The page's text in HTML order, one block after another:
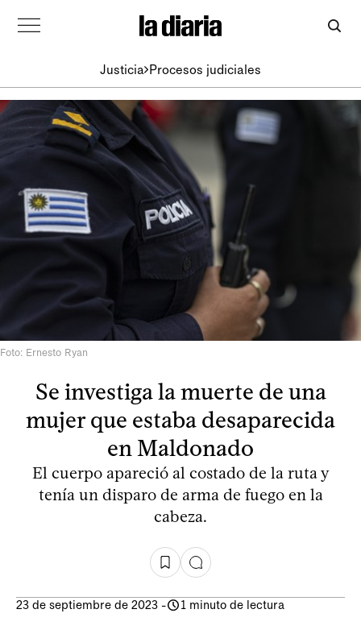
Justicia Procesos judiciales
Foto: Ernesto Ryan
Se investiga la muerte de una
mujer que estaba desaparecida
en Maldonado
El cuerpo apareció al costado de la ruta y
tenía un disparo de arma de fuego en la
cabeza.
23 de septiembre de 2023 - 1 minuto de lectura